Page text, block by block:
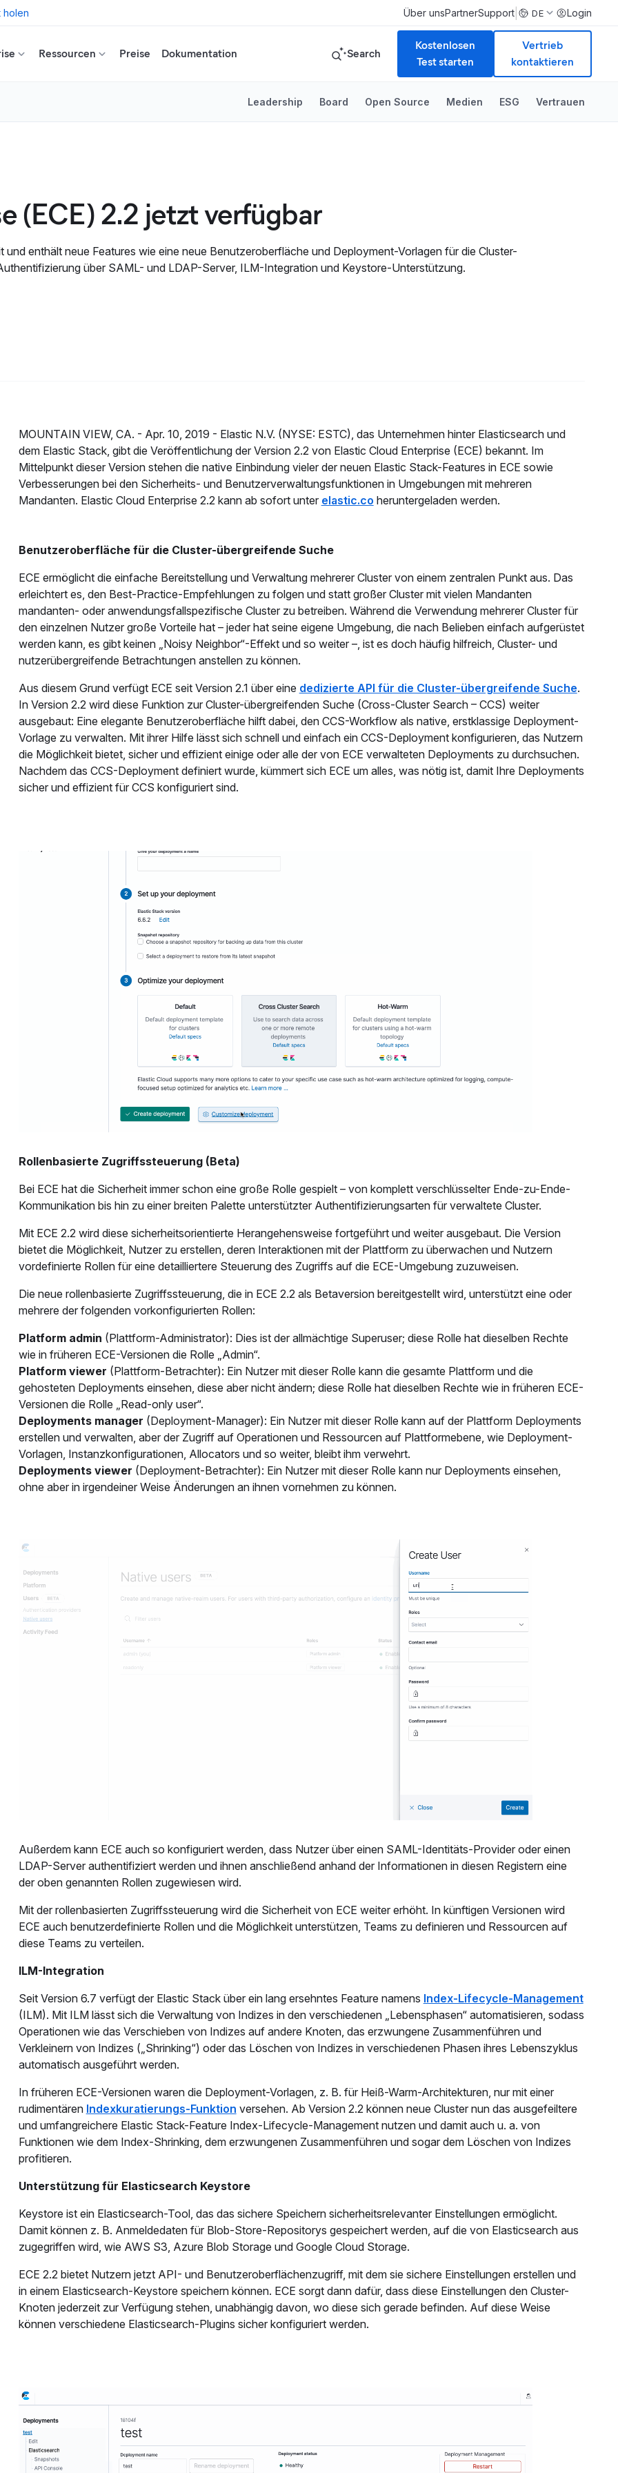
holen Über unsPartnerSupport DE Login
Ressourcen Preise Dokumentation Search
Kostenlosen
Test starten
Vertrieb
kontaktieren
Leadership Board Open Source Medien ESG Vertrauen
(ECE) 2.2 jetzt verfügbar
und enthält neue Features wie eine neue Benutzeroberfläche und Deployment-Vorlagen für die Cluster-
über SAML- und LDAP-Server, ILM-Integration und Keystore-Unterstützung.
MOUNTAIN VIEW, CA. - Apr. 10, 2019 - Elastic N.V. (NYSE: ESTC), das Unternehmen hinter Elasticsearch und
dem Elastic Stack, gibt die Veröffentlichung der Version 2.2 von Elastic Cloud Enterprise (ECE) bekannt. Im
Mittelpunkt dieser Version stehen die native Einbindung vieler der neuen Elastic Stack-Features in ECE sowie
Verbesserungen bei den Sicherheits- und Benutzerverwaltungsfunktionen in Umgebungen mit mehreren
Mandanten. Elastic Cloud Enterprise 2.2 kann ab sofort unter elastic.co heruntergeladen werden.
Benutzeroberfläche für die Cluster-übergreifende Suche
ECE ermöglicht die einfache Bereitstellung und Verwaltung mehrerer Cluster von einem zentralen Punkt aus. Das
erleichtert es, den Best-Practice-Empfehlungen zu folgen und statt großer Cluster mit vielen Mandanten
mandanten- oder anwendungsfallspezifische Cluster zu betreiben. Während die Verwendung mehrerer Cluster für
den einzelnen Nutzer große Vorteile hat – jeder hat seine eigene Umgebung, die nach Belieben einfach aufgerüstet
werden kann, es gibt keinen „Noisy Neighbor“-Effekt und so weiter –, ist es doch häufig hilfreich, Cluster- und
nutzerübergreifende Betrachtungen anstellen zu können.
Aus diesem Grund verfügt ECE seit Version 2.1 über eine dedizierte API für die Cluster-übergreifende Suche.
In Version 2.2 wird diese Funktion zur Cluster-übergreifenden Suche (Cross-Cluster Search – CCS) weiter
ausgebaut: Eine elegante Benutzeroberfläche hilft dabei, den CCS-Workflow als native, erstklassige Deployment-
Vorlage zu verwalten. Mit ihrer Hilfe lässt sich schnell und einfach ein CCS-Deployment konfigurieren, das Nutzern
die Möglichkeit bietet, sicher und effizient einige oder alle der von ECE verwalteten Deployments zu durchsuchen.
Nachdem das CCS-Deployment definiert wurde, kümmert sich ECE um alles, was nötig ist, damit Ihre Deployments
sicher und effizient für CCS konfiguriert sind.
Rollenbasierte Zugriffssteuerung (Beta)
Bei ECE hat die Sicherheit immer schon eine große Rolle gespielt – von komplett verschlüsselter Ende-zu-Ende-
Kommunikation bis hin zu einer breiten Palette unterstützter Authentifizierungsarten für verwaltete Cluster.
Mit ECE 2.2 wird diese sicherheitsorientierte Herangehensweise fortgeführt und weiter ausgebaut. Die Version
bietet die Möglichkeit, Nutzer zu erstellen, deren Interaktionen mit der Plattform zu überwachen und Nutzern
vordefinierte Rollen für eine detailliertere Steuerung des Zugriffs auf die ECE-Umgebung zuzuweisen.
Die neue rollenbasierte Zugriffssteuerung, die in ECE 2.2 als Betaversion bereitgestellt wird, unterstützt eine oder
mehrere der folgenden vorkonfigurierten Rollen:
Platform admin (Plattform-Administrator): Dies ist der allmächtige Superuser; diese Rolle hat dieselben Rechte
wie in früheren ECE-Versionen die Rolle „Admin“.
Platform viewer (Plattform-Betrachter): Ein Nutzer mit dieser Rolle kann die gesamte Plattform und die
gehosteten Deployments einsehen, diese aber nicht ändern; diese Rolle hat dieselben Rechte wie in früheren ECE-
Versionen die Rolle „Read-only user“.
Deployments manager (Deployment-Manager): Ein Nutzer mit dieser Rolle kann auf der Plattform Deployments
erstellen und verwalten, aber der Zugriff auf Operationen und Ressourcen auf Plattformebene, wie Deployment-
Vorlagen, Instanzkonfigurationen, Allocators und so weiter, bleibt ihm verwehrt.
Deployments viewer (Deployment-Betrachter): Ein Nutzer mit dieser Rolle kann nur Deployments einsehen,
ohne aber in irgendeiner Weise Änderungen an ihnen vornehmen zu können.
Außerdem kann ECE auch so konfiguriert werden, dass Nutzer über einen SAML-Identitäts-Provider oder einen
LDAP-Server authentifiziert werden und ihnen anschließend anhand der Informationen in diesen Registern eine
der oben genannten Rollen zugewiesen wird.
Mit der rollenbasierten Zugriffssteuerung wird die Sicherheit von ECE weiter erhöht. In künftigen Versionen wird
ECE auch benutzerdefinierte Rollen und die Möglichkeit unterstützen, Teams zu definieren und Ressourcen auf
diese Teams zu verteilen.
ILM-Integration
Seit Version 6.7 verfügt der Elastic Stack über ein lang ersehntes Feature namens Index-Lifecycle-Management
(ILM). Mit ILM lässt sich die Verwaltung von Indizes in den verschiedenen „Lebensphasen“ automatisieren, sodass
Operationen wie das Verschieben von Indizes auf andere Knoten, das erzwungene Zusammenführen und
Verkleinern von Indizes („Shrinking“) oder das Löschen von Indizes in verschiedenen Phasen ihres Lebenszyklus
automatisch ausgeführt werden.
In früheren ECE-Versionen waren die Deployment-Vorlagen, z. B. für Heiß-Warm-Architekturen, nur mit einer
rudimentären Indexkuratierungs-Funktion versehen. Ab Version 2.2 können neue Cluster nun das ausgefeiltere
und umfangreichere Elastic Stack-Feature Index-Lifecycle-Management nutzen und damit auch u. a. von
Funktionen wie dem Index-Shrinking, dem erzwungenen Zusammenführen und sogar dem Löschen von Indizes
profitieren.
Unterstützung für Elasticsearch Keystore
Keystore ist ein Elasticsearch-Tool, das das sichere Speichern sicherheitsrelevanter Einstellungen ermöglicht.
Damit können z. B. Anmeldedaten für Blob-Store-Repositorys gespeichert werden, auf die von Elasticsearch aus
zugegriffen wird, wie AWS S3, Azure Blob Storage und Google Cloud Storage.
ECE 2.2 bietet Nutzern jetzt API- und Benutzeroberflächenzugriff, mit dem sie sichere Einstellungen erstellen und
in einem Elasticsearch-Keystore speichern können. ECE sorgt dann dafür, dass diese Einstellungen den Cluster-
Knoten jederzeit zur Verfügung stehen, unabhängig davon, wo diese sich gerade befinden. Auf diese Weise
können verschiedene Elasticsearch-Plugins sicher konfiguriert werden.